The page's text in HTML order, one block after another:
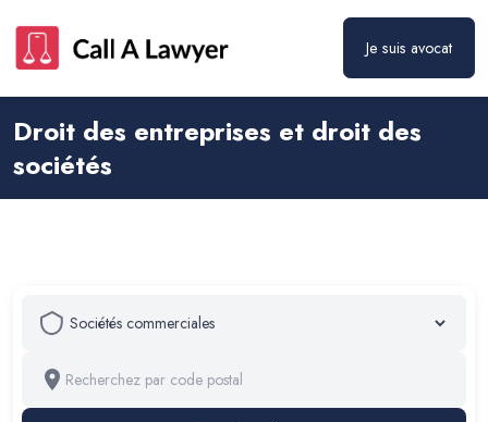
Je suis avocat
Droit des entreprises et droit des
sociétés